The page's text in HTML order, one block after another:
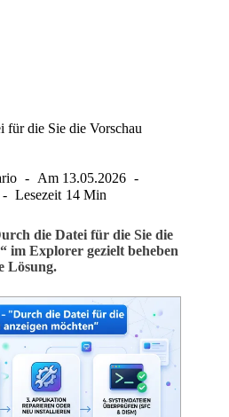
für die Sie die Vorschau
Am 13.05.2026
Lesezeit 14 Min
die Datei für die Sie die
im Explorer gezielt beheben
Lösung.